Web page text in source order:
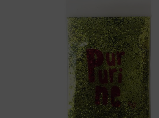
ADICIONAR AO CARRINHO